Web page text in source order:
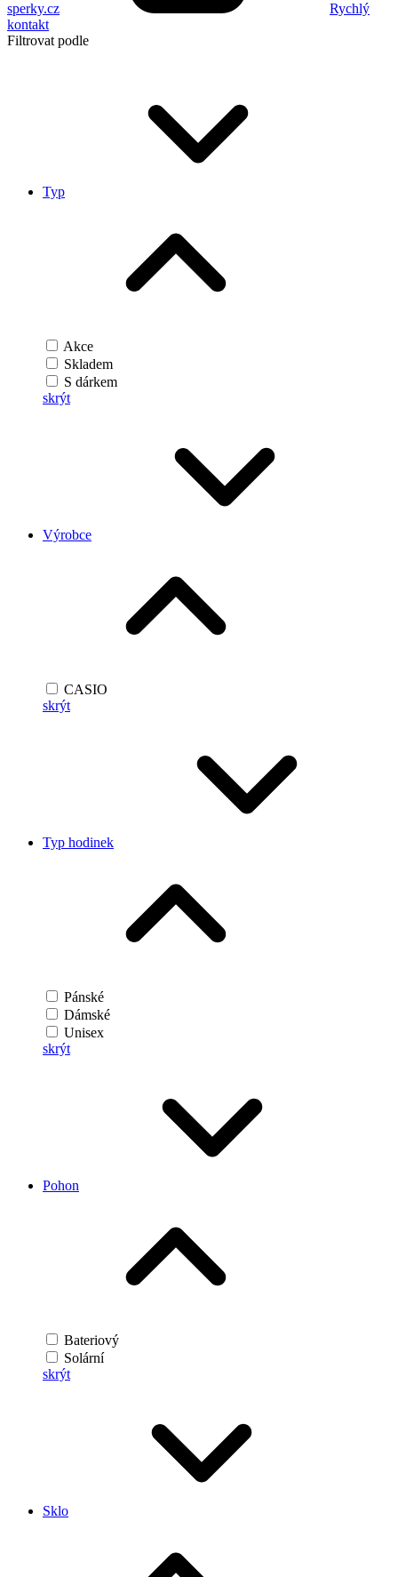
sperky.cz
Rychlý
kontakt
Filtrovat podle
Typ
Akce
Skladem
S dárkem
skrýt
Výrobce
CASIO
skrýt
Typ hodinek
Pánské
Dámské
Unisex
skrýt
Pohon
Bateriový
Solární
skrýt
Sklo